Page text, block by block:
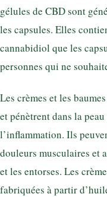
gélules de CBD sont
les capsules. Elles
cannabidiol que les
personnes qui ne
Les crèmes et les
et pénètrent dans la
l’inflammation. Ils
douleurs musculaires et
et les entorses. Les
fabriquées à partir